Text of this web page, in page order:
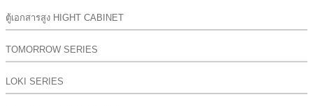
ตู้เอกสารสูง HIGHT CABINET
TOMORROW SERIES
LOKI SERIES